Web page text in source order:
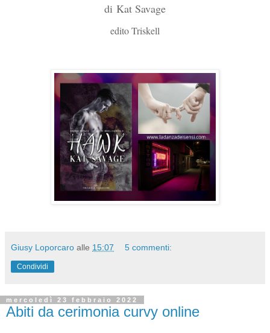
di Kat Savage
edito Triskell
Giusy Loporcaro alle 15:07 5 commenti:
Condividi
mercoledì 23 febbraio 2022
Abiti da cerimonia curvy online